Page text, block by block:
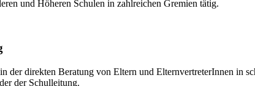
und Höheren Schulen in zahlreichen Gremien tätig.
der direkten Beratung von Eltern und ElternvertreterInnen in
der Schulleitung.